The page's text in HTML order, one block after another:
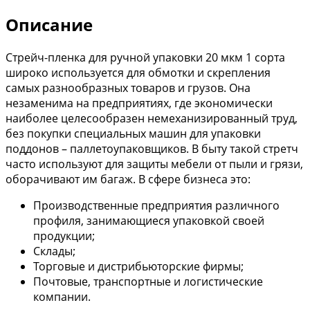
Описание
Стрейч-пленка для ручной упаковки 20 мкм 1 сорта
широко используется для обмотки и скрепления
самых разнообразных товаров и грузов. Она
незаменима на предприятиях, где экономически
наиболее целесообразен немеханизированный труд,
без покупки специальных машин для упаковки
поддонов – паллетоупаковщиков. В быту такой стретч
часто используют для защиты мебели от пыли и грязи,
оборачивают им багаж. В сфере бизнеса это:
Производственные предприятия различного
профиля, занимающиеся упаковкой своей
продукции;
Склады;
Торговые и дистрибьюторские фирмы;
Почтовые, транспортные и логистические
компании.